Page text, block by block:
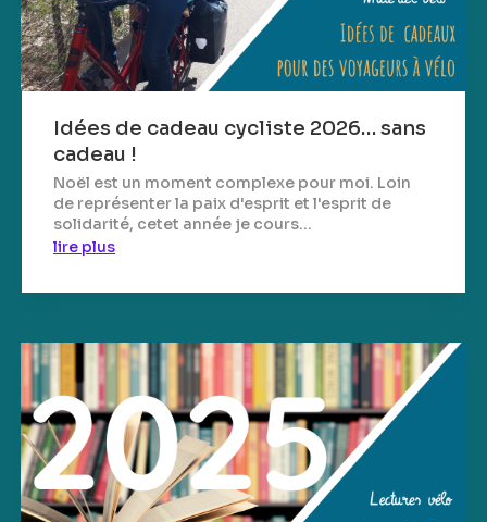
Idées de cadeau cycliste 2026… sans
cadeau !
Noël est un moment complexe pour moi. Loin
de représenter la paix d'esprit et l'esprit de
solidarité, cetet année je cours...
lire plus